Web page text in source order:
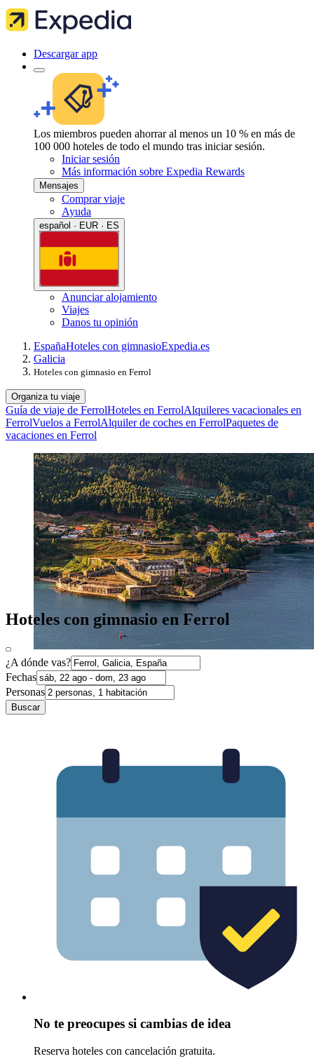
Descargar app
Los miembros pueden ahorrar al menos un 10 % en más de
100 000 hoteles de todo el mundo tras iniciar sesión.
Iniciar sesión
Más información sobre Expedia Rewards
Mensajes
Comprar viaje
Ayuda
español · EUR · ES
Anunciar alojamiento
Viajes
Danos tu opinión
EspañaHoteles con gimnasioExpedia.es
Galicia
Hoteles con gimnasio en Ferrol
Organiza tu viaje
Guía de viaje de FerrolHoteles en FerrolAlquileres vacacionales en
FerrolVuelos a FerrolAlquiler de coches en FerrolPaquetes de
vacaciones en Ferrol
Hoteles con gimnasio en Ferrol
¿A dónde vas?
Fechas
Personas
Buscar
No te preocupes si cambias de idea
Reserva hoteles con cancelación gratuita.